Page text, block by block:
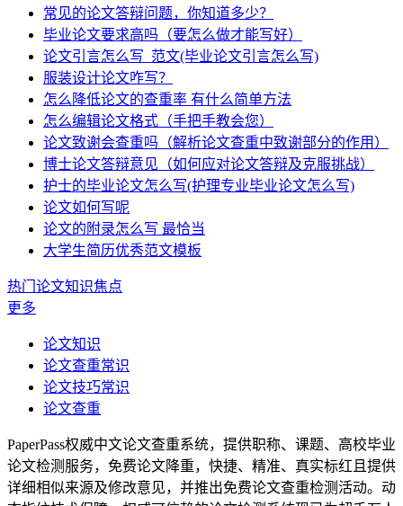
常见的论文答辩问题，你知道多少？
毕业论文要求高吗（要怎么做才能写好）
论文引言怎么写_范文(毕业论文引言怎么写)
服装设计论文咋写？
怎么降低论文的查重率 有什么简单方法
怎么编辑论文格式（手把手教会您）
论文致谢会查重吗（解析论文查重中致谢部分的作用）
博士论文答辩意见（如何应对论文答辩及克服挑战）
护士的毕业论文怎么写(护理专业毕业论文怎么写)
论文如何写呢
论文的附录怎么写 最恰当
大学生简历优秀范文模板
热门论文知识焦点
更多
论文知识
论文查重常识
论文技巧常识
论文查重
PaperPass权威中文论文查重系统，提供职称、课题、高校毕业
论文检测服务，免费论文降重，快捷、精准、真实标红且提供
详细相似来源及修改意见，并推出免费论文查重检测活动。动